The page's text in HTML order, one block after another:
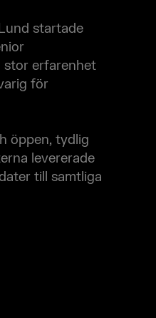
startade
stor erfarenhet
för
öppen, tydlig
levererade
till samtliga